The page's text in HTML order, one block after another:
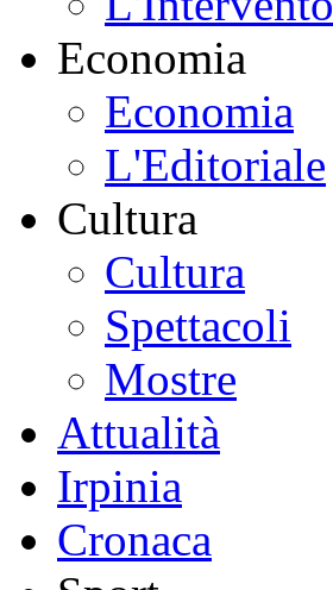
Economia
Economia
L'Editoriale
Cultura
Cultura
Spettacoli
Mostre
Attualità
Irpinia
Cronaca